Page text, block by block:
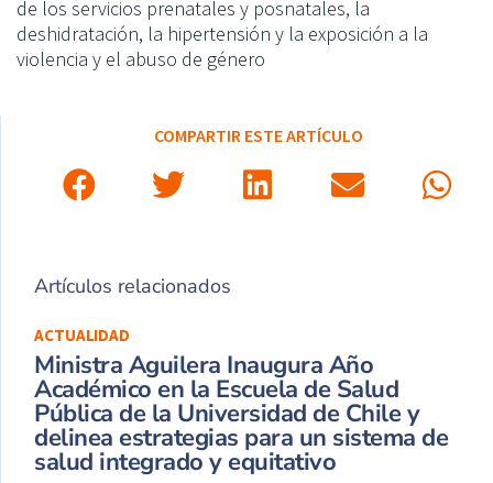
de los servicios prenatales y posnatales, la
deshidratación, la hipertensión y la exposición a la
violencia y el abuso de género
COMPARTIR ESTE ARTÍCULO
Artículos relacionados
ACTUALIDAD
Ministra Aguilera Inaugura Año
Académico en la Escuela de Salud
Pública de la Universidad de Chile y
delinea estrategias para un sistema de
salud integrado y equitativo